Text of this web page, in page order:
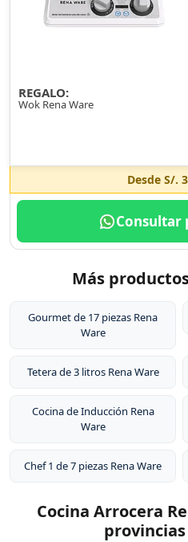
REGALO:
Wok Rena Ware
Desde S/.
Consultar
Más
Gourmet de 17 piezas Rena
Ware
Tetera de 3 litros Rena Ware
Cocina de Inducción Rena
Ware
Chef 1 de 7 piezas Rena Ware
Cocina Arrocera